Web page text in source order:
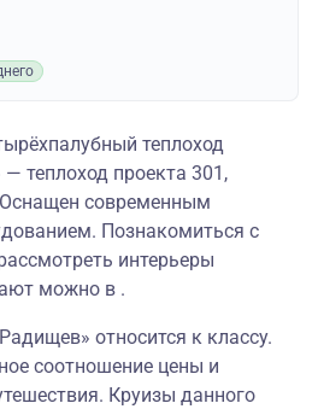
теплоход
теплоход проекта 301,
современным
Познакомиться с
интерьеры
можно в .
относится к классу.
соотношение цены и
Круизы данного